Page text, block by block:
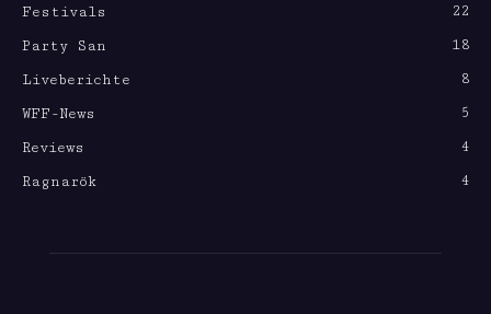
Festivals
22
Party San
18
Liveberichte
8
WFF-News
5
Reviews
4
Ragnarök
4